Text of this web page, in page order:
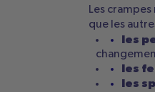
Les
que les
les
les
les